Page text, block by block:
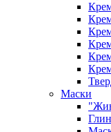
Маски